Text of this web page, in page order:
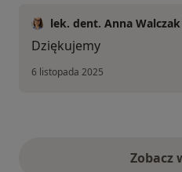
lek. dent. Anna Walczak
Dziękujemy
6 listopada 2025
Zobacz